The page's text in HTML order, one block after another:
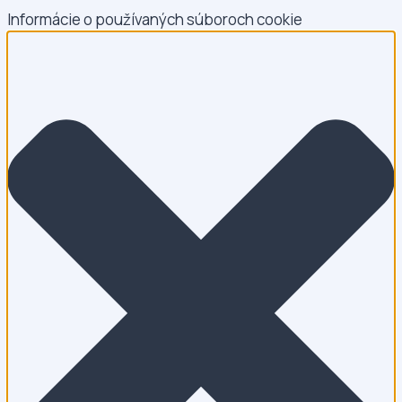
Informácie o používaných súboroch cookie